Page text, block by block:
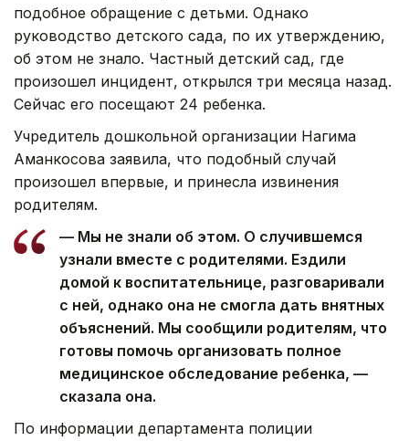
подобное обращение с детьми. Однако
руководство детского сада, по их утверждению,
об этом не знало. Частный детский сад, где
произошел инцидент, открылся три месяца назад.
Сейчас его посещают 24 ребенка.
Учредитель дошкольной организации Нагима
Аманкосова заявила, что подобный случай
произошел впервые, и принесла извинения
родителям.
— Мы не знали об этом. О случившемся
узнали вместе с родителями. Ездили
домой к воспитательнице, разговаривали
с ней, однако она не смогла дать внятных
объяснений. Мы сообщили родителям, что
готовы помочь организовать полное
медицинское обследование ребенка, —
сказала она.
По информации департамента полиции